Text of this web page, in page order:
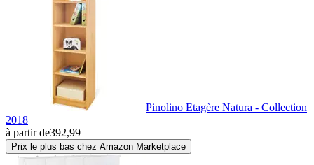
Pinolino Etagère Natura - Collection
2018
à partir de392,99
Prix le plus bas chez Amazon Marketplace